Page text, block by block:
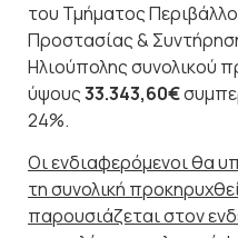
του Τμήματος
Προστασίας &
Ηλιούπολης συνολικού
ύψους33.343,60€
24%.
Οι ενδιαφερόμενοι θα
τη συνολική
παρουσιάζεται στον